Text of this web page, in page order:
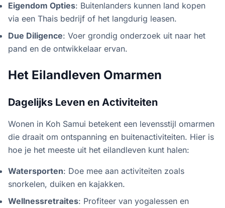
Eigendom Opties: Buitenlanders kunnen land kopen
via een Thais bedrijf of het langdurig leasen.
Due Diligence: Voer grondig onderzoek uit naar het
pand en de ontwikkelaar ervan.
Het Eilandleven Omarmen
Dagelijks Leven en Activiteiten
Wonen in Koh Samui betekent een levensstijl omarmen
die draait om ontspanning en buitenactiviteiten. Hier is
hoe je het meeste uit het eilandleven kunt halen:
Watersporten: Doe mee aan activiteiten zoals
snorkelen, duiken en kajakken.
Wellnessretraites: Profiteer van yogalessen en